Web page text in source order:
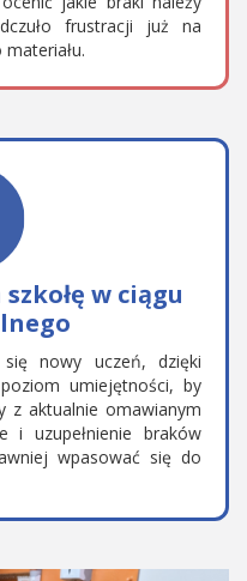
frustracji już na
w ciągu
nowy uczeń, dzięki
umiejętności, by
z aktualnie omawianym
i uzupełnienie braków
wpasować się do